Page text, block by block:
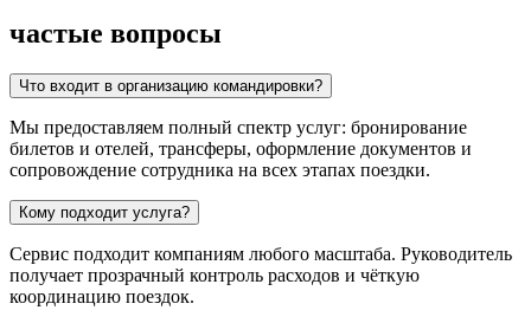
частые вопросы
Что входит в организацию командировки?
Мы предоставляем полный спектр услуг: бронирование
билетов и отелей, трансферы, оформление документов и
сопровождение сотрудника на всех этапах поездки.
Кому подходит услуга?
Сервис подходит компаниям любого масштаба. Руководитель
получает прозрачный контроль расходов и чёткую
координацию поездок.